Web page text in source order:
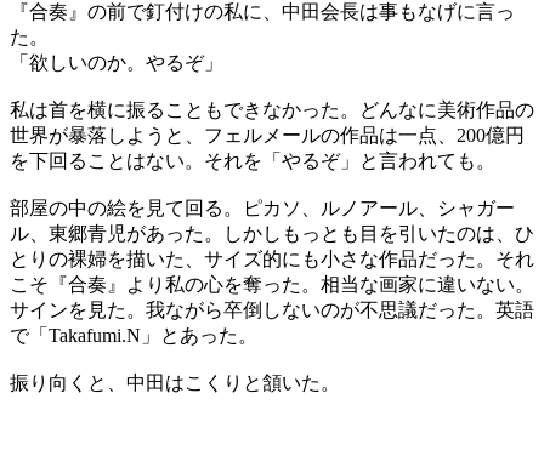
『合奏』の前で釘付けの私に、中田会長は事もなげに言っ
た。
「欲しいのか。やるぞ」
私は首を横に振ることもできなかった。どんなに美術作品の
世界が暴落しようと、フェルメールの作品は一点、200億円
を下回ることはない。それを「やるぞ」と言われても。
部屋の中の絵を見て回る。ピカソ、ルノアール、シャガー
ル、東郷青児があった。しかしもっとも目を引いたのは、ひ
とりの裸婦を描いた、サイズ的にも小さな作品だった。それ
こそ『合奏』より私の心を奪った。相当な画家に違いない。
サインを見た。我ながら卒倒しないのが不思議だった。英語
で「Takafumi.N」とあった。
振り向くと、中田はこくりと頷いた。